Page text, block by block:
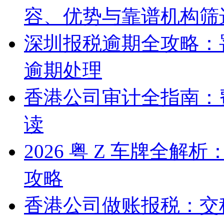
容、优势与靠谱机构筛
深圳报税逾期全攻略
逾期处理
香港公司审计全指南
读
2026 粤 Z 车牌全解析
攻略
香港公司做账报税：